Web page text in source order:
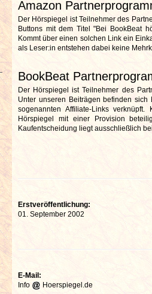
Amazon
Der Hörspiegel ist Teilnehmer des
Buttons mit dem Titel "Bei BookBeat
Kommt über einen solchen Link ein
als Leser:in entstehen dabei keine
BookBeat
Der Hörspiegel ist Teilnehmer des
Unter unseren Beiträgen befinden
sogenannten Affiliate-Links
Hörspiegel mit einer Provision
Kaufentscheidung liegt ausschließlich
Erstveröffentlichung:
01. September 2002
E-Mail:
Info
Hoerspiegel.de